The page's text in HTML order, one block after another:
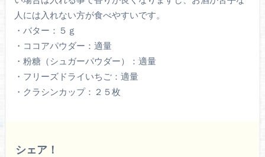
人には入れない方が食べやすいです。
・バター：５ｇ
・ココアパウダー：適量
・粉糖（シュガーパウダー）：適量
・フリーズドライいちご：適量
・クラシンカップ：２５枚
シェア！